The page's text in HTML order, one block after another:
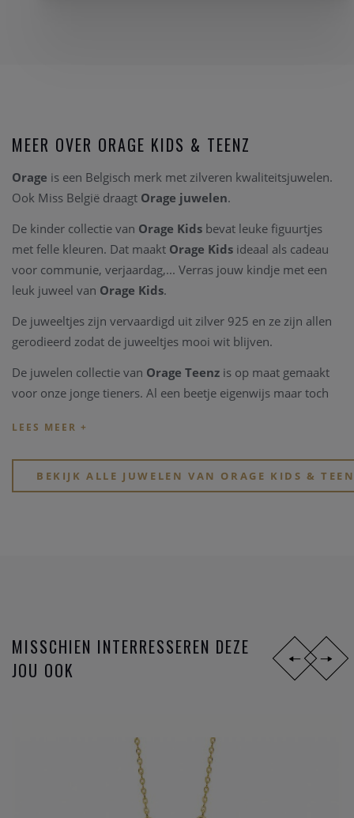
MEER OVER ORAGE KIDS & TEENZ
Orage is een Belgisch merk met zilveren kwaliteitsjuwelen.
Ook Miss België draagt Orage juwelen.
De kinder collectie van Orage Kids bevat leuke figuurtjes
met felle kleuren. Dat maakt Orage Kids ideaal als cadeau
voor communie, verjaardag,... Verras jouw kindje met een
leuk juweel van Orage Kids.
De juweeltjes zijn vervaardigd uit zilver 925 en ze zijn allen
gerodieerd zodat de juweeltjes mooi wit blijven.
De juwelen collectie van Orage Teenz is op maat gemaakt
voor onze jonge tieners. Al een beetje eigenwijs maar toch
Teenzis ook vervaardigd uit zilver 925, en is soms hgezet
Met de collectie Orage Kids en Orage Teenz schenk je jou
BEKIJK ALLE JUWELEN VAN ORAGE KIDS &
MISSCHIEN INTERRESSEREN DEZE
JOU OOK